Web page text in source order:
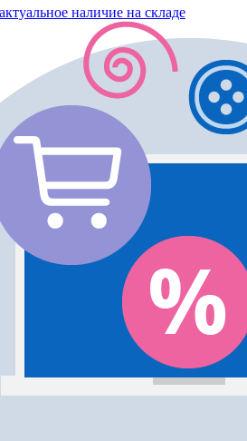
наличие на складе